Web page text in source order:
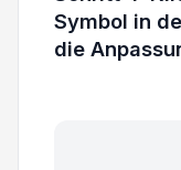
Symbol in
die